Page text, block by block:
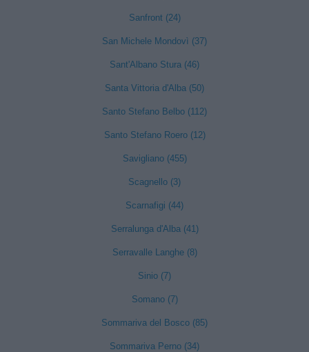
Sanfront (24)
San Michele Mondovì (37)
Sant'Albano Stura (46)
Santa Vittoria d'Alba (50)
Santo Stefano Belbo (112)
Santo Stefano Roero (12)
Savigliano (455)
Scagnello (3)
Scarnafigi (44)
Serralunga d'Alba (41)
Serravalle Langhe (8)
Sinio (7)
Somano (7)
Sommariva del Bosco (85)
Sommariva Perno (34)